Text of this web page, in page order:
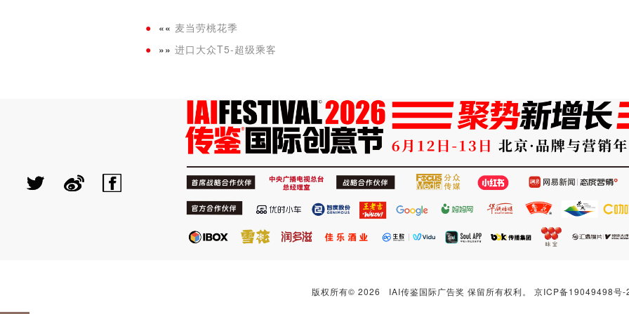
«« 麦当劳桃花季
»» 进口大众T5-超级乘客
版权所有© 2026 IAI传鉴国际广告奖 保留所有权利。 京ICP备19049498号-